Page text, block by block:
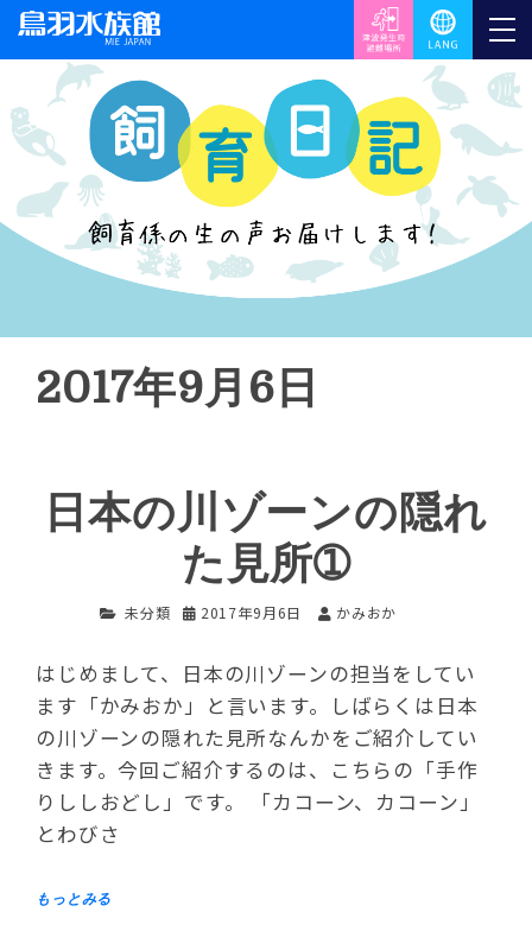
2017年9月6日
日本の川ゾーンの隠れ
た見所➀
未分類 2017年9月6日 かみおか
はじめまして、日本の川ゾーンの担当をしてい
ます「かみおか」と言います。しばらくは日本
の川ゾーンの隠れた見所なんかをご紹介してい
きます。今回ご紹介するのは、こちらの「手作
りししおどし」です。 「カコーン、カコーン」
とわびさ